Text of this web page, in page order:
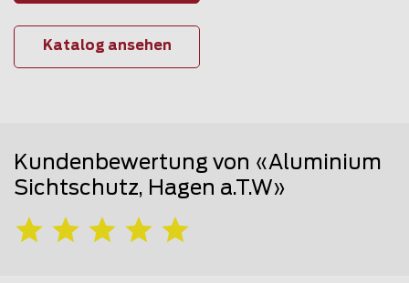
Katalog ansehen
Kundenbewertung von «Aluminium
Sichtschutz, Hagen a.T.W»